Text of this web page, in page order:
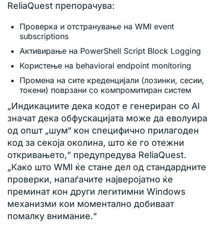
ReliaQuest препорачува:
Проверка и отстранување на WMI event
subscriptions
Активирање на PowerShell Script Block Logging
Користење на behavioral endpoint monitoring
Промена на сите креденцијали (лозинки, сесии,
токени) поврзани со компромитиран систем
„Индикациите дека кодот е генериран со AI
значат дека обфускацијата може да еволуира
од општ „шум“ кон специфично прилагоден
код за секоја околина, што ќе го отежни
откривањето,“ предупредува ReliaQuest.
„Како што WMI ќе стане дел од стандардните
проверки, напаѓачите најверојатно ќе
преминат кон други легитимни Windows
механизми кои моментално добиваат
помалку внимание.“